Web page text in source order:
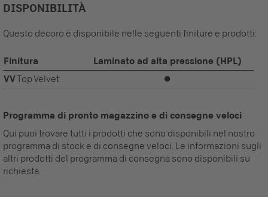
DISPONIBILITÀ
Questo decoro è disponibile nelle seguenti finiture e prodotti:
Finitura
Laminato ad alta pressione (HPL)
VVTop Velvet ⏺
Programma di pronto magazzino e di consegne veloci
Qui puoi trovare tutti i prodotti che sono disponibili nel nostro
programma di stock e di consegne veloci. Le informazioni sugli
altri prodotti del programma di consegna sono disponibili su
richiesta.